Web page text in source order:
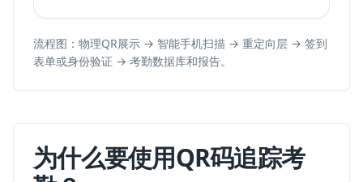
流程图：物理QR展示 → 智能手机扫描 → 重定向层 → 签到
表单或身份验证 → 考勤数据库和报告。
为什么要使用QR码追踪考